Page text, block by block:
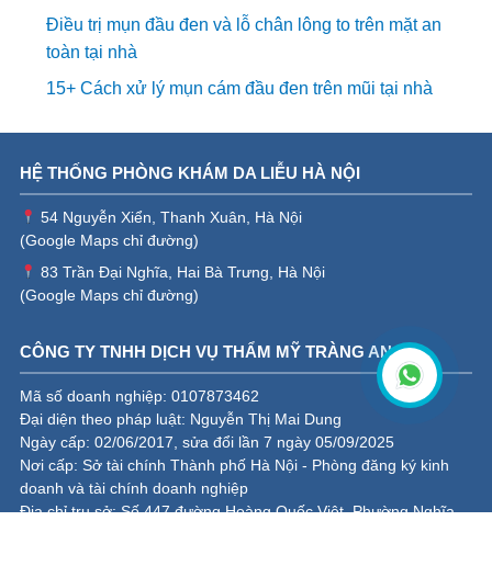
Điều trị mụn đầu đen và lỗ chân lông to trên mặt an
toàn tại nhà
15+ Cách xử lý mụn cám đầu đen trên mũi tại nhà
HỆ THỐNG PHÒNG KHÁM DA LIỄU HÀ NỘI
54 Nguyễn Xiển, Thanh Xuân, Hà Nội
(Google Maps chỉ đường)
83 Trần Đại Nghĩa, Hai Bà Trưng, Hà Nội
(Google Maps chỉ đường)
CÔNG TY TNHH DỊCH VỤ THẨM MỸ TRÀNG AN
Mã số doanh nghiệp: 0107873462
Đại diện theo pháp luật: Nguyễn Thị Mai Dung
Ngày cấp: 02/06/2017, sửa đổi lần 7 ngày 05/09/2025
Nơi cấp: Sở tài chính Thành phố Hà Nội - Phòng đăng ký kinh
doanh và tài chính doanh nghiệp
Địa chỉ trụ sở: Số 447 đường Hoàng Quốc Việt, Phường Nghĩa